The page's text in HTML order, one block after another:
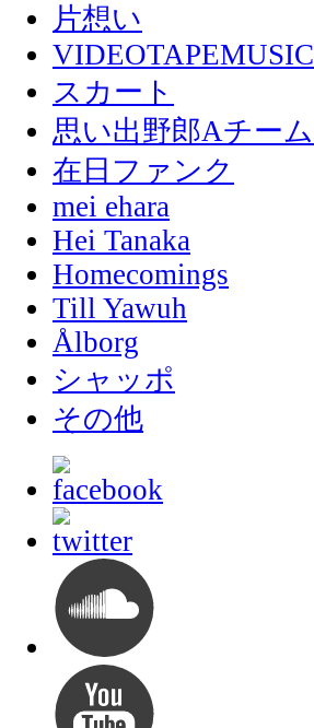
片想い
VIDEOTAPEMUSIC
スカート
思い出野郎Aチーム
在日ファンク
mei ehara
Hei Tanaka
Homecomings
Till Yawuh
Ålborg
シャッポ
その他